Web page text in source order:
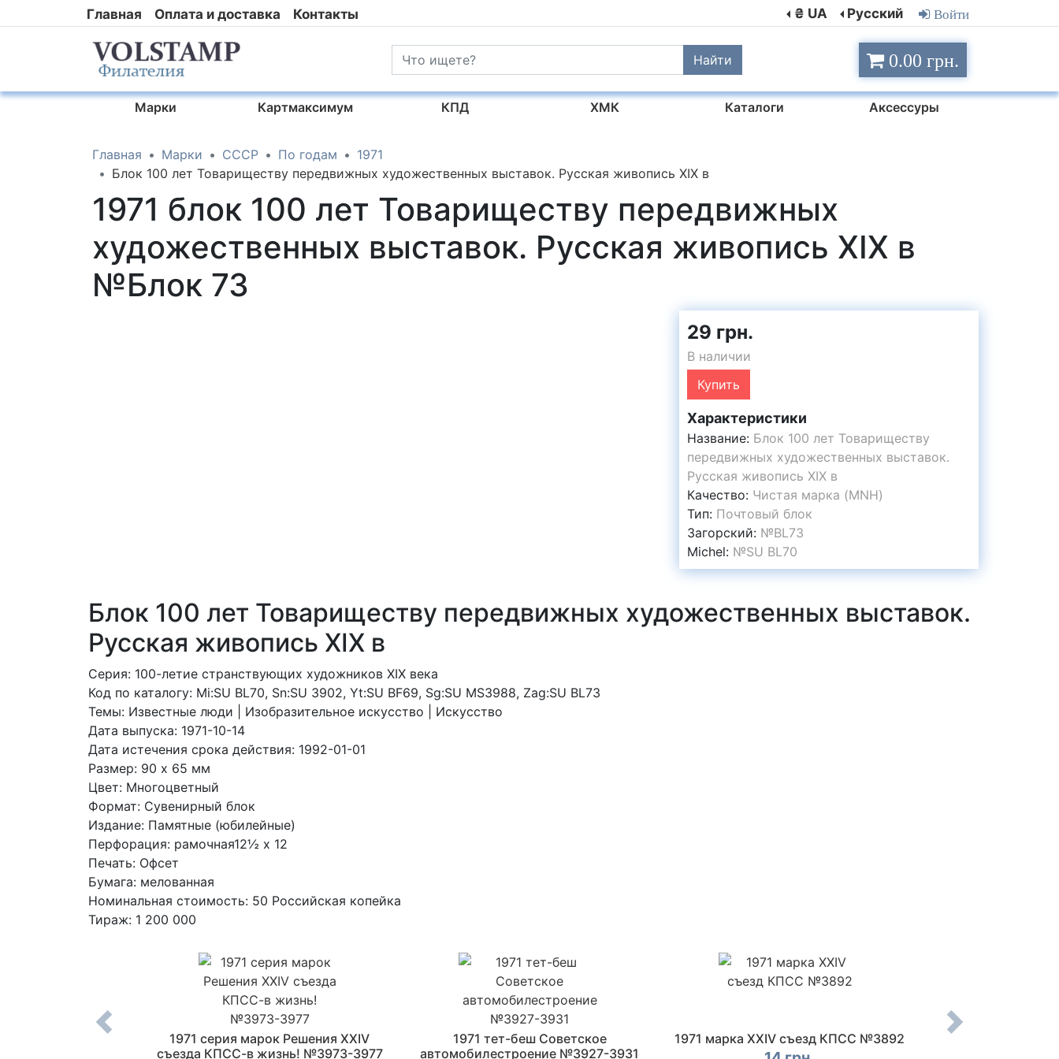
Главная Оплата и доставка Контакты ₴ UA Русский Войти
Найти 0.00 грн.
Марки Картмаксимум КПД ХМК Каталоги Аксессуры
Главная Марки СССР По годам
1971
Блок 100 лет Товариществу передвижных художественных выставок. Русская живопись ХIХ в
1971 блок 100 лет Товариществу передвижных
художественных выставок. Русская живопись ХIХ в
№Блок 73
29 грн.
В наличии
Купить
Характеристики
Название: Блок 100 лет Товариществу
передвижных художественных выставок.
Русская живопись ХIХ в
Качество: Чистая марка (MNH)
Тип: Почтовый блок
Загорский: №BL73
Michel: №SU BL70
Блок 100 лет Товариществу передвижных художественных выставок.
Русская живопись ХIХ в
Серия: 100-летие странствующих художников XIX века
Код по каталогy: Mi:SU BL70, Sn:SU 3902, Yt:SU BF69, Sg:SU MS3988, Zag:SU BL73
Темы: Известные люди | Изобразительное искусство | Искусство
Дата выпуска: 1971-10-14
Дата истечения срока действия: 1992-01-01
Размер: 90 x 65 мм
Цвет: Многоцветный
Формат: Сувенирный блок
Издание: Памятные (юбилейные)
Перфорация: рамочная12½ x 12
Печать: Офсет
Бумага: мелованная
Номинальная стоимость: 50 Российская копейка
Тираж: 1 200 000
Монгольской
1971 серия марок Решения ХХIV
съезда КПСС-в жизнь! №3973-3977
1971 тет-беш Советское
автомобилестроение №3927-3931
1971 марка ХХIV съезд КПСС №3892
1971 марка